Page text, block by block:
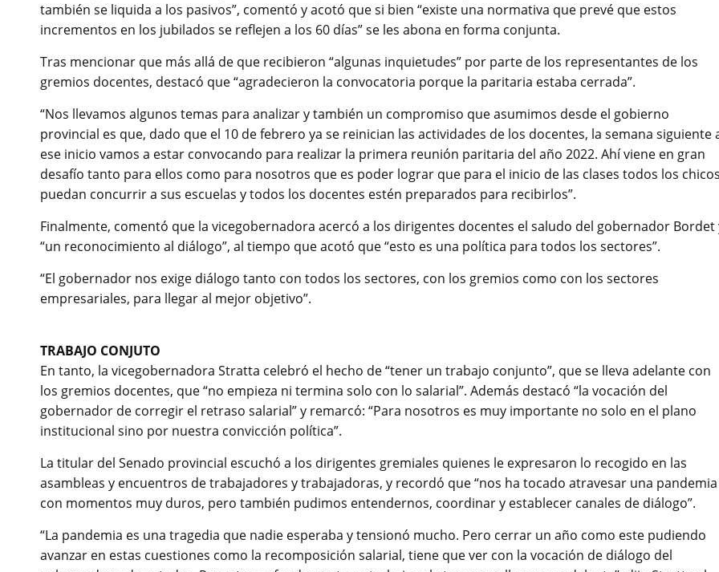
también se liquida a los pasivos”, comentó y acotó que si bien “existe una normativa que prevé que estos
incrementos en los jubilados se reflejen a los 60 días” se les abona en forma conjunta.
Tras mencionar que más allá de que recibieron “algunas inquietudes” por parte de los representantes de los
gremios docentes, destacó que “agradecieron la convocatoria porque la paritaria estaba cerrada”.
“Nos llevamos algunos temas para analizar y también un compromiso que asumimos desde el gobierno
provincial es que, dado que el 10 de febrero ya se reinician las actividades de los docentes, la semana siguiente
ese inicio vamos a estar convocando para realizar la primera reunión paritaria del año 2022. Ahí viene en gran
desafío tanto para ellos como para nosotros que es poder lograr que para el inicio de las clases todos los
puedan concurrir a sus escuelas y todos los docentes estén preparados para recibirlos”.
Finalmente, comentó que la vicegobernadora acercó a los dirigentes docentes el saludo del gobernador Bordet
“un reconocimiento al diálogo”, al tiempo que acotó que “esto es una política para todos los sectores”.
“El gobernador nos exige diálogo tanto con todos los sectores, con los gremios como con los sectores
empresariales, para llegar al mejor objetivo”.
TRABAJO CONJUTO
En tanto, la vicegobernadora Stratta celebró el hecho de “tener un trabajo conjunto”, que se lleva adelante con
los gremios docentes, que “no empieza ni termina solo con lo salarial”. Además destacó “la vocación del
gobernador de corregir el retraso salarial” y remarcó: “Para nosotros es muy importante no solo en el plano
institucional sino por nuestra convicción política”.
La titular del Senado provincial escuchó a los dirigentes gremiales quienes le expresaron lo recogido en las
asambleas y encuentros de trabajadores y trabajadoras, y recordó que “nos ha tocado atravesar una pandemia
con momentos muy duros, pero también pudimos entendernos, coordinar y establecer canales de diálogo”.
“La pandemia es una tragedia que nadie esperaba y tensionó mucho. Pero cerrar un año como este pudiendo
avanzar en estas cuestiones como la recomposición salarial, tiene que ver con la vocación de diálogo del